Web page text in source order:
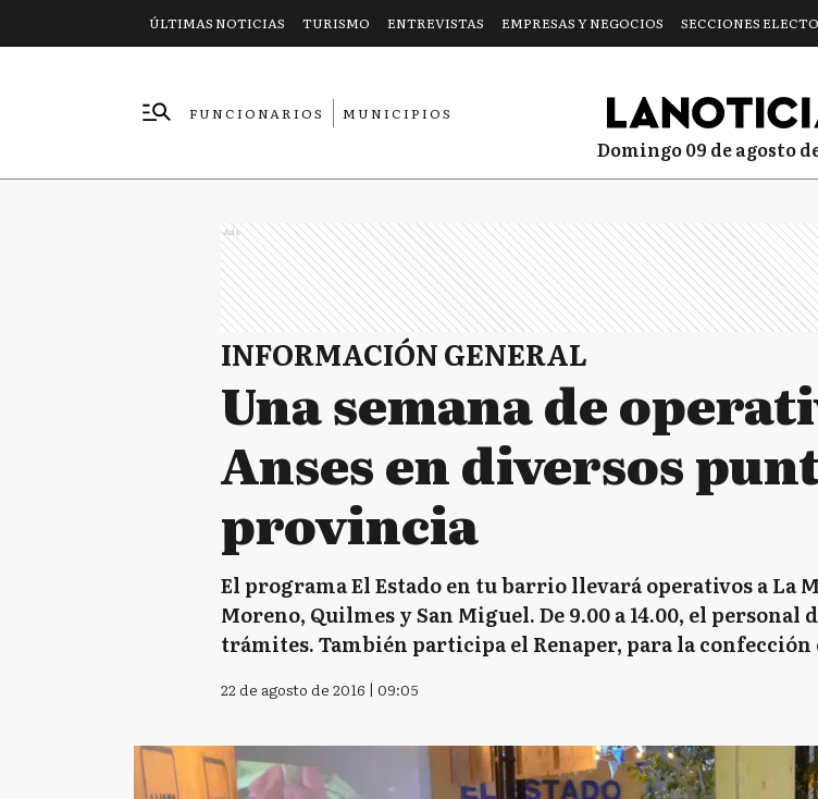
ÚLTIMAS NOTICIAS TURISMO ENTREVISTAS EMPRESAS Y NEGOCIOS SECCIONES
FUNCIONARIOS
MUNICIPIOS
domingo 09 de agosto
Ads
INFORMACIÓN GENERAL
Una semana de
Anses en diversos
provincia
El programa El Estado en tu barrio llevará operativos a La
Moreno, Quilmes y San Miguel. De 9.00 a 14.00, el
trámites. También participa el Renaper, para la confección
22 de agosto de 2016 | 09:05